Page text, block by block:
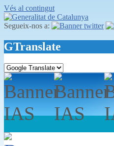
Vés al contingut
Segueix-nos a:
GTranslate